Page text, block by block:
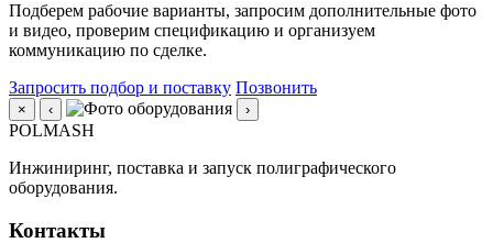
Подберем рабочие варианты, запросим дополнительные фото
и видео, проверим спецификацию и организуем
коммуникацию по сделке.
Запросить подбор и поставку Позвонить
× ‹ ›
POLMASH
Инжиниринг, поставка и запуск полиграфического
оборудования.
Контакты